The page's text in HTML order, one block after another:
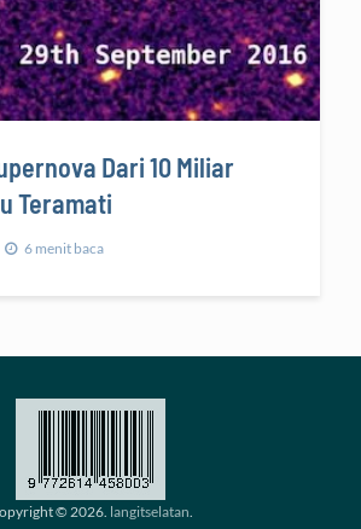
Dari 10 Miliar
Teramati
6 menit baca
© 2026. langitselatan.